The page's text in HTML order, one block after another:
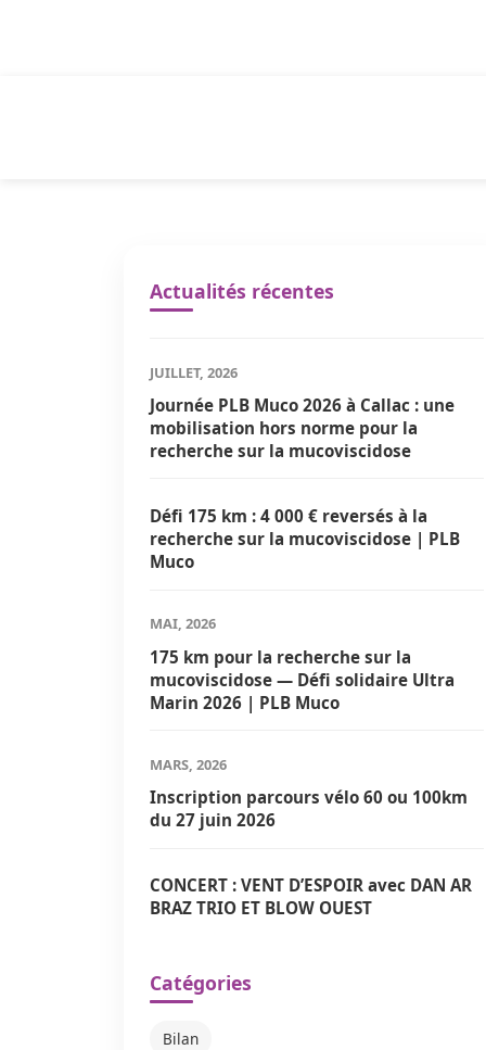
Actualités récentes
JUILLET, 2026
Journée PLB Muco 2026 à Callac : une
mobilisation hors norme pour la
recherche sur la mucoviscidose
Défi 175 km : 4 000 € reversés à la
recherche sur la mucoviscidose | PLB
Muco
MAI, 2026
175 km pour la recherche sur la
mucoviscidose — Défi solidaire Ultra
Marin 2026 | PLB Muco
MARS, 2026
Inscription parcours vélo 60 ou 100km
du 27 juin 2026
CONCERT : VENT D’ESPOIR avec DAN AR
BRAZ TRIO ET BLOW OUEST
Catégories
Bilan